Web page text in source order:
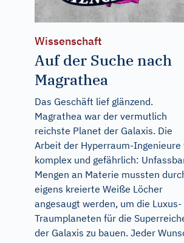
Wissenschaft
Auf der Suche nach
Magrathea
Das Geschäft lief glänzend.
Magrathea war der vermutlich
reichste Planet der Galaxis. Die
Arbeit der Hyperraum-Ingenieure
komplex und gefährlich:
Mengen an Materie mussten
eigens kreierte Weiße Löcher
angesaugt werden, um die Luxus-
Traumplaneten für die
der Galaxis zu bauen. Jeder